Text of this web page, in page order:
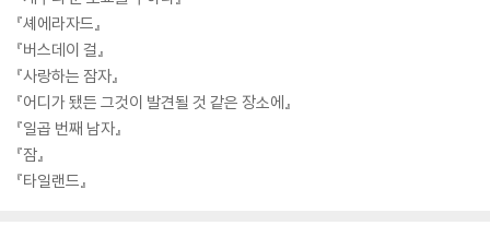
『셰에라자드』
『버스데이 걸』
『사랑하는 잠자』
『어디가 됐든 그것이 발견될 것 같은 장소에』
『일곱 번째 남자』
『잠』
『타일랜드』